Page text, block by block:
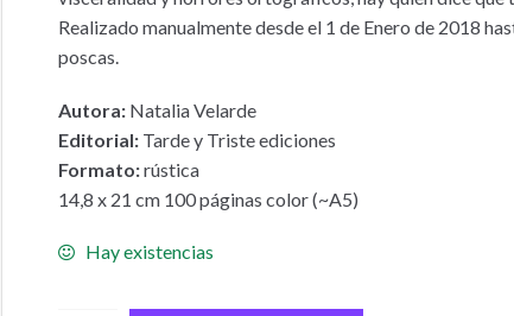
Realizado manualmente desde el 1 de Enero de 2018
poscas.
Autora: Natalia Velarde
Editorial:Tarde y Triste ediciones
Formato:rústica
14,8 x 21 cm 100 páginas color (~A5)
Hay existencias